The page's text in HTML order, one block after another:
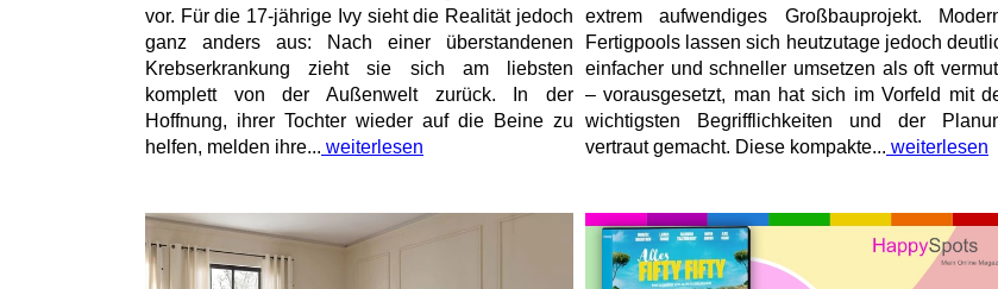
vor. Für die 17-jährige Ivy sieht die Realität jedoch
ganz anders aus: Nach einer überstandenen
Krebserkrankung zieht sie sich am liebsten
komplett von der Außenwelt zurück. In der
Hoffnung, ihrer Tochter wieder auf die Beine zu
helfen, melden ihre... weiterlesen
extrem aufwendiges Großbauprojekt.
Fertigpools lassen sich heutzutage jedoch
einfacher und schneller umsetzen als oft
– vorausgesetzt, man hat sich im Vorfeld mit
wichtigsten Begrifflichkeiten und der
vertraut gemacht. Diese kompakte... weiterlesen